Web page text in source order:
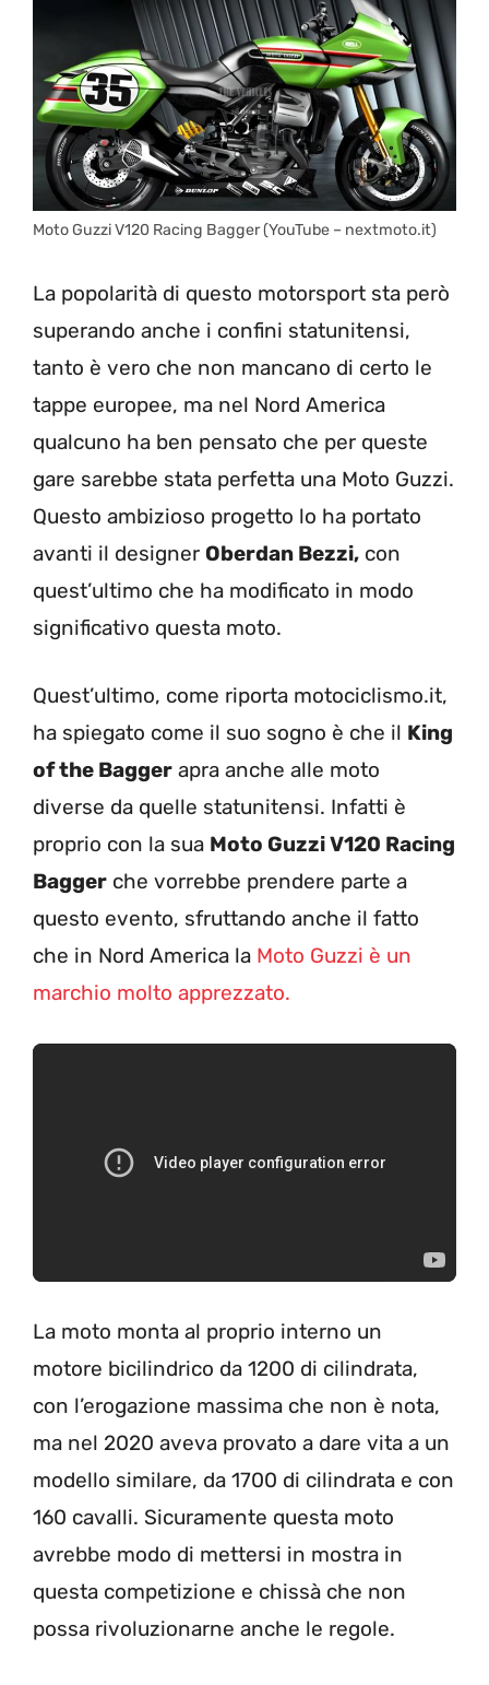
Moto Guzzi V120 Racing Bagger (YouTube – nextmoto.it)
La popolarità di questo motorsport sta però
superando anche i confini statunitensi,
tanto è vero che non mancano di certo le
tappe europee, ma nel Nord America
qualcuno ha ben pensato che per queste
gare sarebbe stata perfetta una Moto Guzzi.
Questo ambizioso progetto lo ha portato
avanti il designer Oberdan Bezzi, con
quest’ultimo che ha modificato in modo
significativo questa moto.
Quest’ultimo, come riporta motociclismo.it,
ha spiegato come il suo sogno è che il King
of the Bagger apra anche alle moto
diverse da quelle statunitensi. Infatti è
proprio con la sua Moto Guzzi V120 Racing
Bagger che vorrebbe prendere parte a
questo evento, sfruttando anche il fatto
che in Nord America la Moto Guzzi è un
marchio molto apprezzato.
La moto monta al proprio interno un
motore bicilindrico da 1200 di cilindrata,
con l’erogazione massima che non è nota,
ma nel 2020 aveva provato a dare vita a un
modello similare, da 1700 di cilindrata e con
160 cavalli. Sicuramente questa moto
avrebbe modo di mettersi in mostra in
questa competizione e chissà che non
possa rivoluzionarne anche le regole.